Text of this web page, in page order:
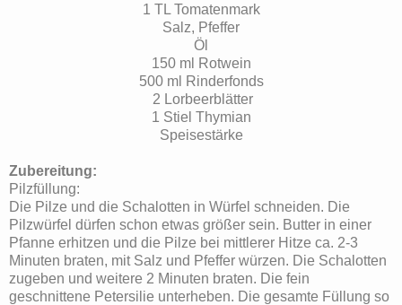
1 TL Tomatenmark
Salz, Pfeffer
Öl
150 ml Rotwein
500 ml Rinderfonds
2 Lorbeerblätter
1 Stiel Thymian
Speisestärke
Zubereitung:
Pilzfüllung:
Die Pilze und die Schalotten in Würfel schneiden. Die
Pilzwürfel dürfen schon etwas größer sein. Butter in einer
Pfanne erhitzen und die Pilze bei mittlerer Hitze ca. 2-3
Minuten braten, mit Salz und Pfeffer würzen. Die Schalotten
zugeben und weitere 2 Minuten braten. Die fein
geschnittene Petersilie unterheben. Die gesamte Füllung so